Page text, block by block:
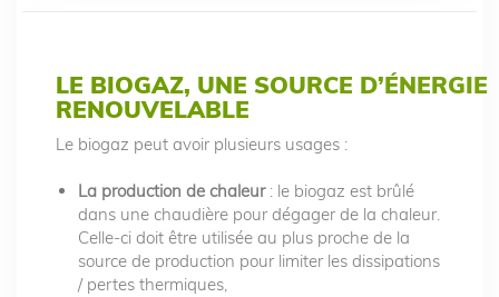
LE BIOGAZ, UNE SOURCE D’ÉNERGIE
RENOUVELABLE
Le biogaz peut avoir plusieurs usages :
La production de chaleur : le biogaz est brûlé
dans une chaudière pour dégager de la chaleur.
Celle-ci doit être utilisée au plus proche de la
source de production pour limiter les dissipations
/ pertes thermiques,